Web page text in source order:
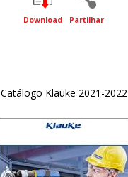
Download Partilhar
Catálogo Klauke 2021-2022